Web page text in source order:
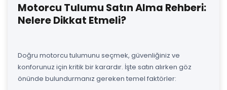
Motorcu Tulumu Satın Alma Rehberi:
Nelere Dikkat Etmeli?
Doğru motorcu tulumunu seçmek, güvenliğiniz ve
konforunuz için kritik bir karardır. İşte satın alırken göz
önünde bulundurmanız gereken temel faktörler: